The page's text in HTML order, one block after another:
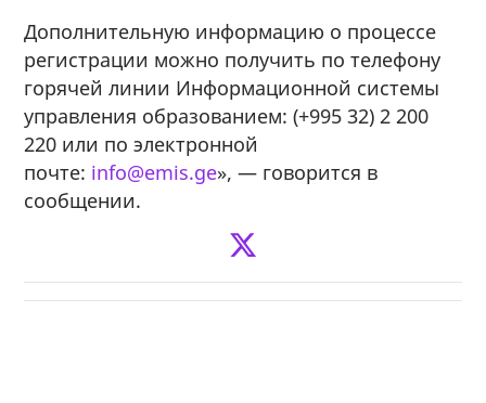
Дополнительную информацию о процессе
регистрации можно получить по телефону
горячей линии Информационной системы
управления образованием: (+995 32) 2 200
220 или по электронной
почте: info@emis.ge», — говорится в
сообщении.